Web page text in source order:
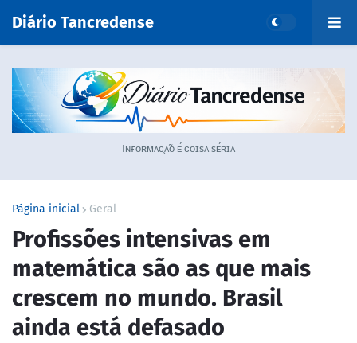
Diário Tancredense
Iɴғᴏʀᴍᴀᴄ̧ᴀ̃ᴏ ᴇ́ ᴄᴏɪsᴀ sᴇ́ʀɪᴀ
Página inicial Geral
Profissões intensivas em
matemática são as que mais
crescem no mundo. Brasil
ainda está defasado